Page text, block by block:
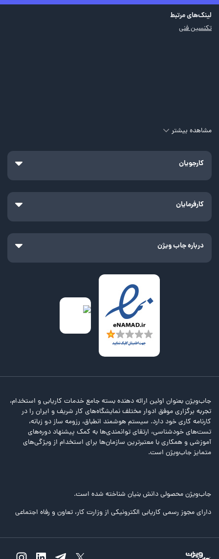
لینک‌های مرتبط
تکنسین فنی
مشاهده بیشتر
کارجویان
کارفرمایان
درباره جاب ویژن
جاب‌ویژن بعنوان اولین ارائه دهنده بسته جامع خدمات کاریابی و استخدام،
تجربه برگزاری موفق ادوار مختلف نمایشگاه‌های کار شریف و ایران را در
کارنامه کاری خود دارد. سیستم هوشمند انطباق، رزومه ساز دو زبانه،
تست‌های خودشناسی، ارتقای توانمندی‌ها به کمک پیشنهاد دوره‌های
آموزشی و همکاری با معتبرترین سازمان‌ها برای استخدام از ویژگی‌های
متمایز جاب‌ویژن است.
جاب‌ویژن محصولی دانش بنیان شناخته شده است.
دارای مجوز رسمی کاریابی الکترونیکی از وزارت کار، تعاون و رفاه اجتماعی